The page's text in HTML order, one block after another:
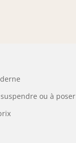
ou à poser